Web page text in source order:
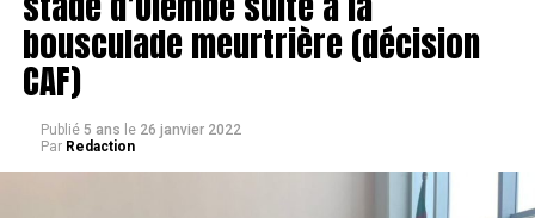
bousculade meurtrière (décision
CAF)
Publié 5 ans le 26 janvier 2022
Par Redaction